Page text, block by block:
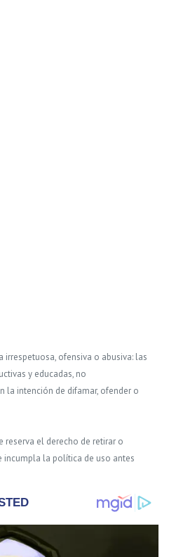
irrespetuosa, ofensiva o abusiva: las
y educadas, no
la intención de difamar, ofender o
reserva el derecho de retirar o
incumpla la política de uso antes